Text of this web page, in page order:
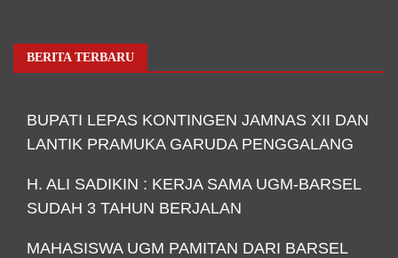
BERITA TERBARU
BUPATI LEPAS KONTINGEN JAMNAS XII DAN
LANTIK PRAMUKA GARUDA PENGGALANG
H. ALI SADIKIN : KERJA SAMA UGM-BARSEL
SUDAH 3 TAHUN BERJALAN
MAHASISWA UGM PAMITAN DARI BARSEL